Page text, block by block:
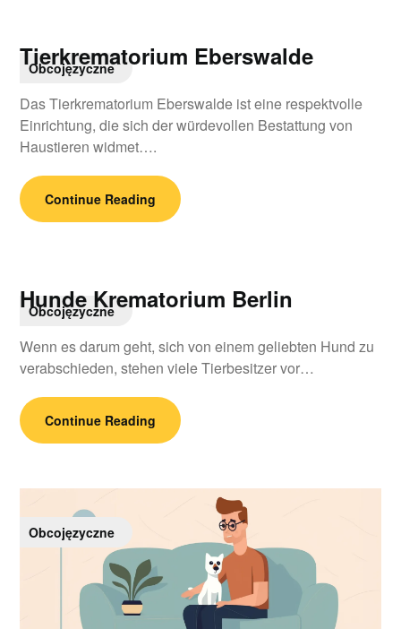
Obcojęzyczne
Tierkrematorium Eberswalde
Das Tierkrematorium Eberswalde ist eine respektvolle
Einrichtung, die sich der würdevollen Bestattung von
Haustieren widmet….
Continue Reading
Obcojęzyczne
Hunde Krematorium Berlin
Wenn es darum geht, sich von einem geliebten Hund zu
verabschieden, stehen viele Tierbesitzer vor…
Continue Reading
Obcojęzyczne